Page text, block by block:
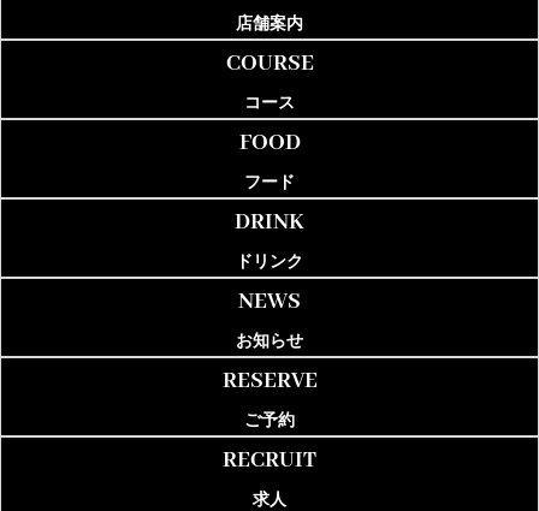
店舗案内
COURSE
コース
FOOD
フード
DRINK
ドリンク
NEWS
お知らせ
RESERVE
ご予約
RECRUIT
求人